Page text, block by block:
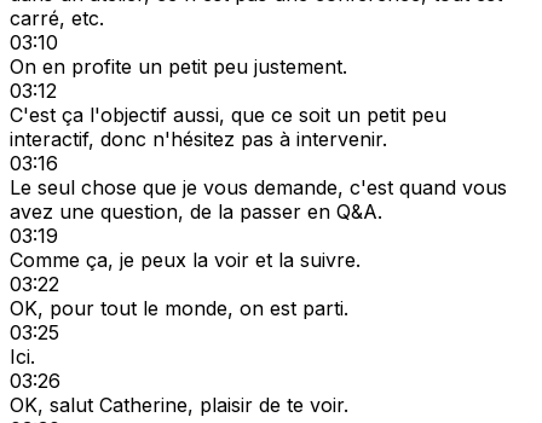
carré, etc.
03:10
On en profite un petit peu justement.
03:12
C'est ça l'objectif aussi, que ce soit un petit peu
interactif, donc n'hésitez pas à intervenir.
03:16
Le seul chose que je vous demande, c'est quand vous
avez une question, de la passer en Q&A.
03:19
Comme ça, je peux la voir et la suivre.
03:22
OK, pour tout le monde, on est parti.
03:25
Ici.
03:26
OK, salut Catherine, plaisir de te voir.